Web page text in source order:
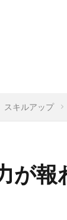
スキルアップ
力が